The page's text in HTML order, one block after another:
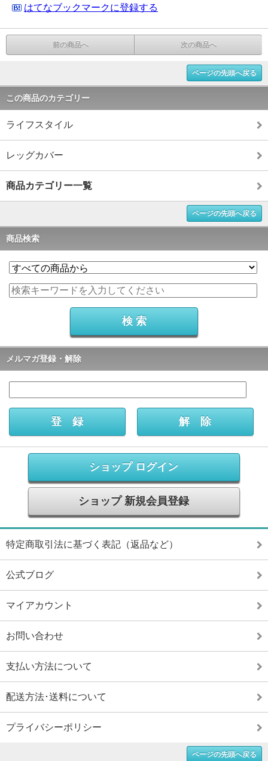
はてなブックマークに登録する
前の商品へ 次の商品へ
ページの先頭へ戻る
この商品のカテゴリー
ライフスタイル
レッグカバー
商品カテゴリー一覧
ページの先頭へ戻る
商品検索
メルマガ登録・解除
ショップ ログイン
ショップ 新規会員登録
特定商取引法に基づく表記（返品など）
公式ブログ
マイアカウント
お問い合わせ
支払い方法について
配送方法･送料について
プライバシーポリシー
ページの先頭へ戻る